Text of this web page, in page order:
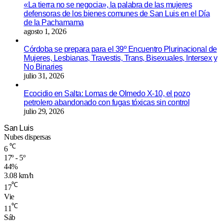
«La tierra no se negocia», la palabra de las mujeres
defensoras de los bienes comunes de San Luis en el Día
de la Pachamama
agosto 1, 2026
Córdoba se prepara para el 39º Encuentro Plurinacional de
Mujeres, Lesbianas, Travestis, Trans, Bisexuales, Intersex y
No Binaries
julio 31, 2026
Ecocidio en Salta: Lomas de Olmedo X-10, el pozo
petrolero abandonado con fugas tóxicas sin control
julio 29, 2026
San Luis
Nubes dispersas
6 ℃
17º - 5º
44%
3.08 km/h
17℃
Vie
11℃
Sáb